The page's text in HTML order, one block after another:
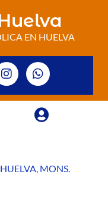
EN HUELVA
, MONS.